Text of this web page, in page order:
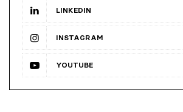
LINKEDIN
INSTAGRAM
YOUTUBE